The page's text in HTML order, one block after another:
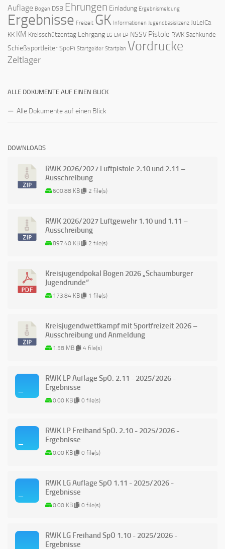
Auflage Bogen DSB Ehrungen Einladung Ergebnismeldung
Ergebnisse Freizeit GK Informationen Jugendbasislizenz JuLeiCa
KK KM Kreisschützentag Lehrgang LG LM LP NSSV Pistole RWK Sachkunde
Schießsportleiter SpoPi Startgelder Startplan Vordrucke
Zeltlager
ALLE DOKUMENTE AUF EINEN BLICK
Alle Dokumente auf einen Blick
DOWNLOADS
RWK 2026/2027 Luftpistole 2.10 und 2.11 –
Ausschreibung
600.88 KB 2 file(s)
RWK 2026/2027 Luftgewehr 1.10 und 1.11 –
Ausschreibung
897.40 KB 2 file(s)
Kreisjugendpokal Bogen 2026 „Schaumburger
Jugendrunde“
173.84 KB 1 file(s)
Kreisjugendwettkampf mit Sportfreizeit 2026 –
Ausschreibung und Anmeldung
1.58 MB 4 file(s)
RWK LP Auflage SpO. 2.11 - 2025/2026 -
Ergebnisse
0.00 KB 0 file(s)
RWK LP Freihand SpO. 2.10 - 2025/2026 -
Ergebnisse
0.00 KB 0 file(s)
RWK LG Auflage SpO 1.11 - 2025/2026 -
Ergebnisse
0.00 KB 0 file(s)
RWK LG Freihand SpO 1.10 - 2025/2026 -
Ergebnisse